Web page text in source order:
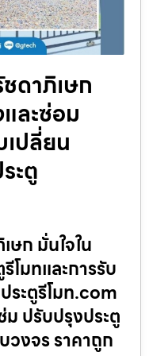
ดาภิเษก
ละซ่อม
เปลี่ยน
ะตู
ษก มั่นใจใน
โมทและการรับ
ระตูรีโมท.com
ปรับปรุงประตู
วงจร ราคาถูก